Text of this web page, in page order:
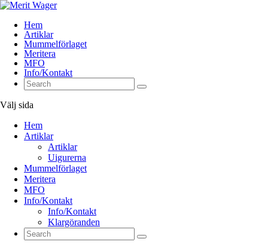
Hem
Artiklar
Mummelförlaget
Meritera
MFO
Info/Kontakt
Välj sida
Hem
Artiklar
Artiklar
Uigurerna
Mummelförlaget
Meritera
MFO
Info/Kontakt
Info/Kontakt
Klargöranden